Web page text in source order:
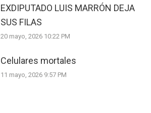
EXDIPUTADO LUIS MARRÓN DEJA
SUS FILAS
20 mayo, 2026 10:22 PM
Celulares mortales
11 mayo, 2026 9:57 PM